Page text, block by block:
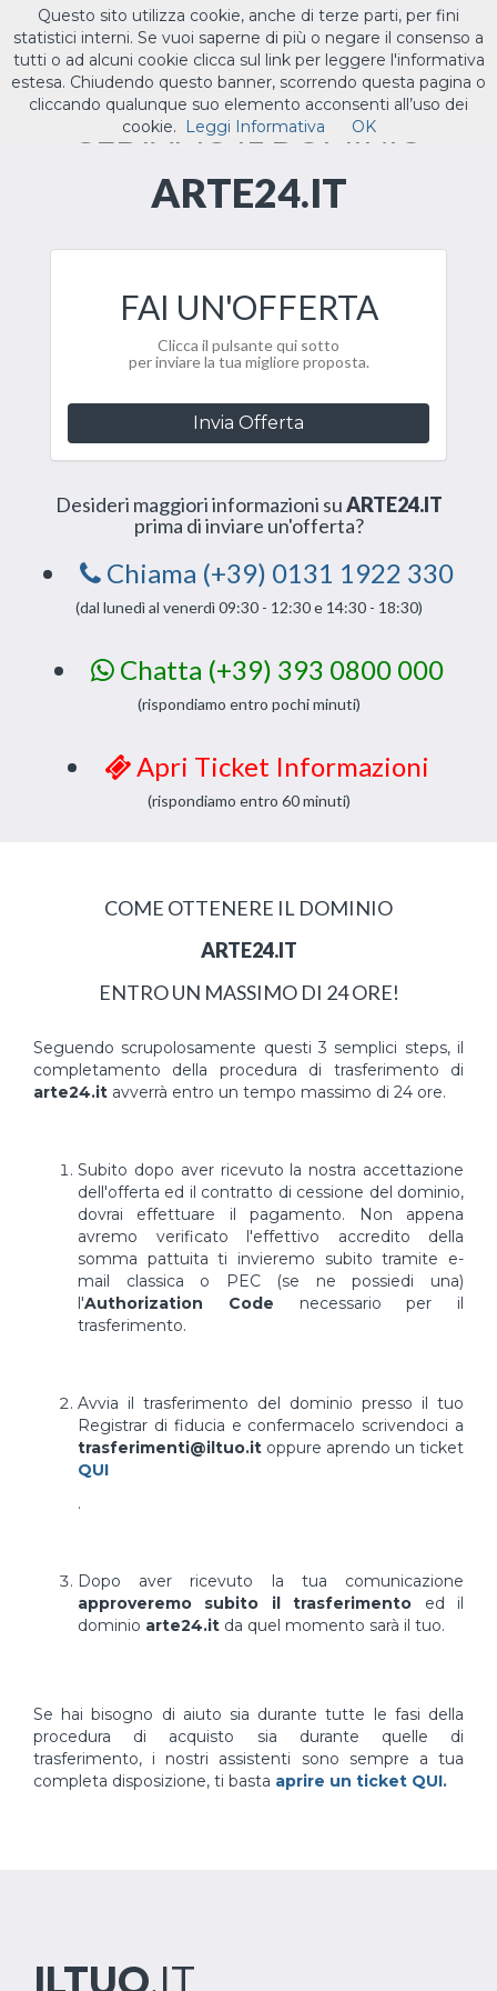
Toggle
ILTUO.IT
CEDIAMO IL DOMINIO
ARTE24.IT
FAI UN'OFFERTA
Clicca il pulsante qui sotto
per inviare la tua migliore proposta.
Invia Offerta
Desideri maggiori informazioni suARTE24.IT
prima di inviare un'offerta?
Chiama (+39) 0131 1922 330
(dal lunedì al venerdì 09:30 - 12:30 e 14:30 - 18:30)
Chatta (+39) 393 0800 000
(rispondiamo entro pochi minuti)
Apri Ticket Informazioni
(rispondiamo entro 60 minuti)
COME OTTENERE IL DOMINIO
ARTE24.IT
ENTRO UN MASSIMO DI 24 ORE!
Seguendo scrupolosamente questi 3 semplici steps, il
completamento della procedura di trasferimento di
arte24.it avverrà entro un tempo massimo di 24 ore.
Subito dopo aver ricevuto la nostra accettazione
dell'offerta ed il contratto di cessione del dominio,
dovrai effettuare il pagamento. Non appena
avremo verificato l'effettivo accredito della
somma pattuita ti invieremo subito tramite e-
mail classica o PEC (se ne possiedi una)
l'Authorization Code necessario per il
trasferimento.
Avvia il trasferimento del dominio presso il tuo
Registrar di fiducia e confermacelo scrivendoci a
trasferimenti@iltuo.it oppure aprendo un ticket
QUI
.
Dopo aver ricevuto la tua comunicazione
approveremo subito il trasferimento ed il
dominio arte24.it da quel momento sarà il tuo.
Se hai bisogno di aiuto sia durante tutte le fasi della
procedura di acquisto sia durante quelle di
trasferimento, i nostri assistenti sono sempre a tua
completa disposizione, ti basta aprire un ticket QUI.
ILTUO.IT
Questo sito utilizza cookie, anche di terze parti, per fini
statistici interni. Se vuoi saperne di più o negare il consenso a
tutti o ad alcuni cookie clicca sul link per leggere l'informativa
estesa. Chiudendo questo banner, scorrendo questa pagina o
cliccando qualunque suo elemento acconsenti all’uso dei
cookie.
Leggi Informativa OK